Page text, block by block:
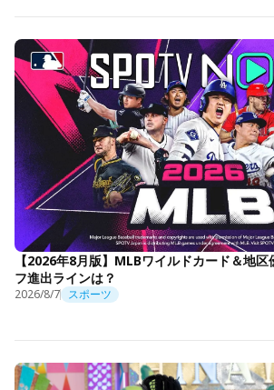
【2026年8月版】MLBワイルドカード＆地
フ進出ラインは？
2026/8/7 スポーツ